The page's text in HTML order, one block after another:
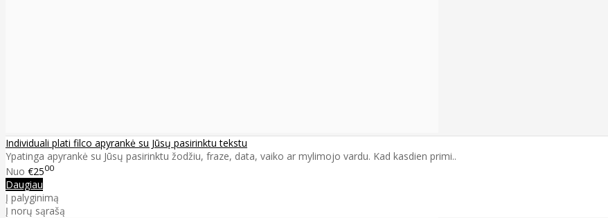
Individuali plati filco apyrankė su Jūsų pasirinktu tekstu
Ypatinga apyrankė su Jūsų pasirinktu žodžiu, fraze, data, vaiko ar mylimojo vardu. Kad kasdien primi..
Nuo €2500
Daugiau
Į palyginimą
Į norų sąrašą